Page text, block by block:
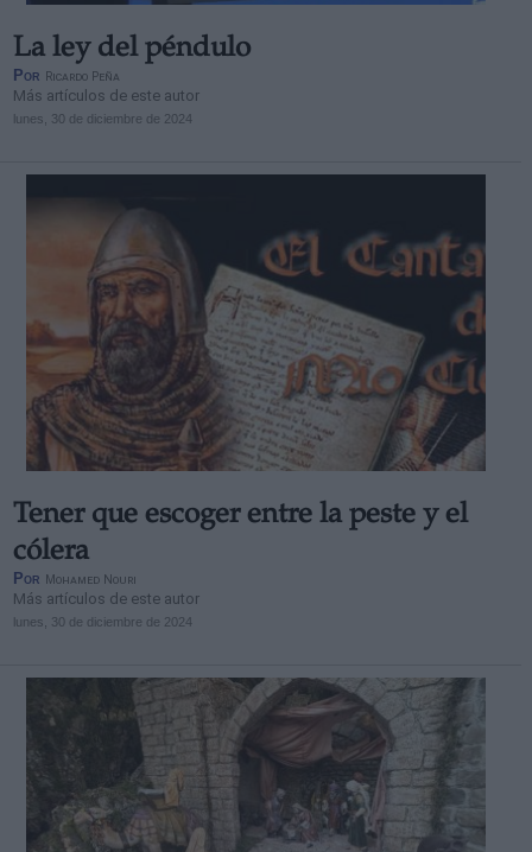
La ley del péndulo
Por Ricardo Peña
Más artículos de este autor
lunes, 30 de diciembre de 2024
Tener que escoger entre la peste y el
cólera
Por Mohamed Nouri
Más artículos de este autor
lunes, 30 de diciembre de 2024